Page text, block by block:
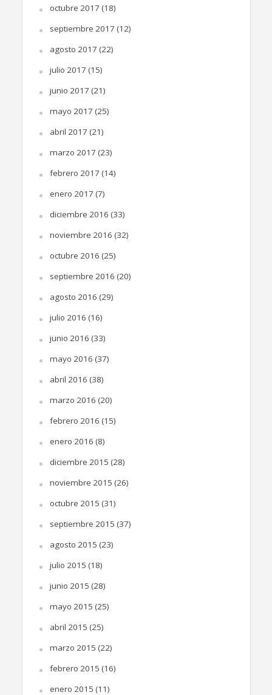
octubre 2017 (18)
septiembre 2017 (12)
agosto 2017 (22)
julio 2017 (15)
junio 2017 (21)
mayo 2017 (25)
abril 2017 (21)
marzo 2017 (23)
febrero 2017 (14)
enero 2017 (7)
diciembre 2016 (33)
noviembre 2016 (32)
octubre 2016 (25)
septiembre 2016 (20)
agosto 2016 (29)
julio 2016 (16)
junio 2016 (33)
mayo 2016 (37)
abril 2016 (38)
marzo 2016 (20)
febrero 2016 (15)
enero 2016 (8)
diciembre 2015 (28)
noviembre 2015 (26)
octubre 2015 (31)
septiembre 2015 (37)
agosto 2015 (23)
julio 2015 (18)
junio 2015 (28)
mayo 2015 (25)
abril 2015 (25)
marzo 2015 (22)
febrero 2015 (16)
enero 2015 (11)